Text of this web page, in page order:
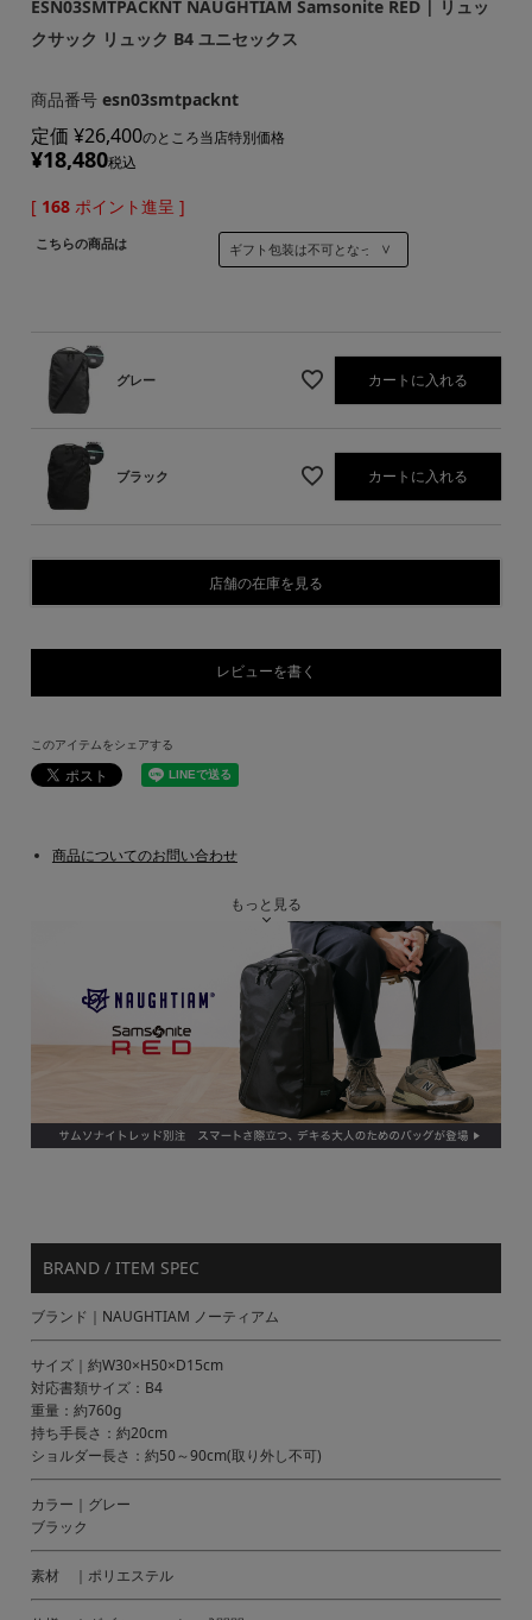
ESN03SMTPACKNT NAUGHTIAM Samsonite RED | リュッ
クサック リュック B4 ユニセックス
商品番号 esn03smtpacknt
定価 ¥26,400のところ当店特別価格
¥18,480税込
[ 168 ポイント進呈 ]
こちらの商品は
グレー カートに入れる
ブラック カートに入れる
店舗の在庫を見る
レビューを書く
このアイテムをシェアする
商品についてのお問い合わせ
もっと見る
BRAND / ITEM SPEC
ブランド｜NAUGHTIAM ノーティアム
サイズ｜約W30×H50×D15cm
対応書類サイズ：B4
重量：約760g
持ち手長さ：約20cm
ショルダー長さ：約50～90cm(取り外し不可)
カラー｜グレー
ブラック
素材 ｜ポリエステル